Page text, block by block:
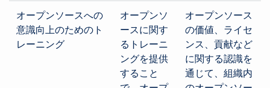
オープンソースへの
意識向上のためのト
レーニング
オープンソ
ースに関す
るトレーニ
ングを提供
すること
オープンソース
の価値、ライセ
ンス、貢献など
に関する認識を
通じて、組織内